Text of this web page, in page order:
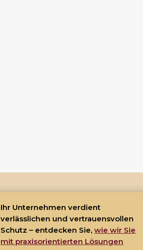
Ihr Unternehmen verdient
verlässlichen und vertrauensvollen
Schutz – entdecken Sie,wie wir Sie
mit praxisorientierten Lösungen